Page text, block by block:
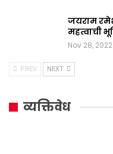
जयराम रमेश
महत्वाची
Nov 28, 2022
PREV NEXT
व्यक्तिवेध